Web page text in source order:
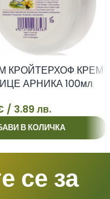
КРОЙТЕРХОФ КРЕМ
АРНИКА 100мл
/ 3.89 лв.
В КОЛИЧКА
се за